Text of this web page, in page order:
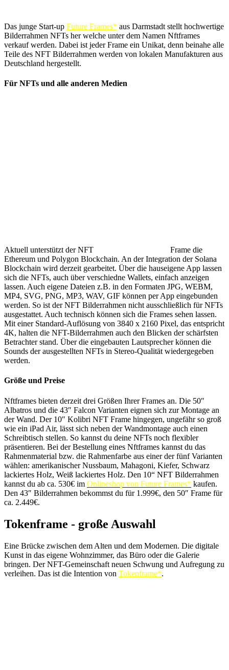
Das junge Start-up Future Frames* aus Darmstadt stellt hochwertige
Bilderrahmen NFTs her welche unter dem Namen Nftframes
verkauf werden. Dabei ist jeder Frame ein Unikat, denn beinahe alle
Teile des NFT Bilderrahmen werden von lokalen Manufakturen aus
Deutschland hergestellt.
Für NFTs und alle anderen Medien
Aktuell unterstützt der NFT
Frame die
Ethereum und Polygon Blockchain. An der Integration der Solana
Blockchain wird derzeit gearbeitet. Über die hauseigene App lassen
sich die NFTs, auch über verschiedne Wallets, einfach anzeigen
lassen. Auch eigene Dateien z.B. in den Formaten JPG, WEBM,
MP4, SVG, PNG, MP3, WAV, GIF können per App eingebunden
werden. So ist der NFT Bilderrahmen nicht ausschließlich für NFTs
ausgestattet. Auch technisch können sich die Frames sehen lassen.
Mit einer Standard-Auflösung von 3840 x 2160 Pixel, das entspricht
4K, halten die NFT-Bilderrahmen auch den Blicken der schärfsten
Betrachter stand. Über die eingebauten Lautsprecher können die
Sounds der ausgestellten NFTs in Stereo-Qualität wiedergegeben
werden.
Größe und Preise
Nftframes bieten derzeit drei Größen Ihrer Frames an. Die 50″
Albatros und die 43″ Falcon Varianten eignen sich zur Montage an
der Wand. Der 10″ Kolibri NFT Frame hingegen, ungefähr so groß
wie ein iPad Air, lässt sich neben der Wandmontage auch einen
Schreibtisch stellen. So kannst du deine NFTs noch flexibler
präsentieren. Bei der Bestellung eines Nftframes kannst du das
Rahmenmaterial bzw. die Rahmenfarbe aus einer der fünf Varianten
wählen: amerikanischer Nussbaum, Mahagoni, Kiefer, Schwarz
lackiertes Holz, Weiß lackiertes Holz. Den 10“ NFT Bilderrahmen
kannst du ab ca. 530€ im Onlineshop von Future Frames* kaufen.
Den 43″ Bilderrahmen bekommst du für 1.999€, den 50″ Frame für
ca. 2.449€.
Tokenframe - große Auswahl
Eine Brücke zwischen dem Alten und dem Modernen. Die digitale
Kunst in das eigene Wohnzimmer, das Büro oder die Galerie
bringen. Der NFT-Gemeinschaft neuen Schwung und Aufregung zu
verleihen. Das ist die Intention von Tokenframe*.